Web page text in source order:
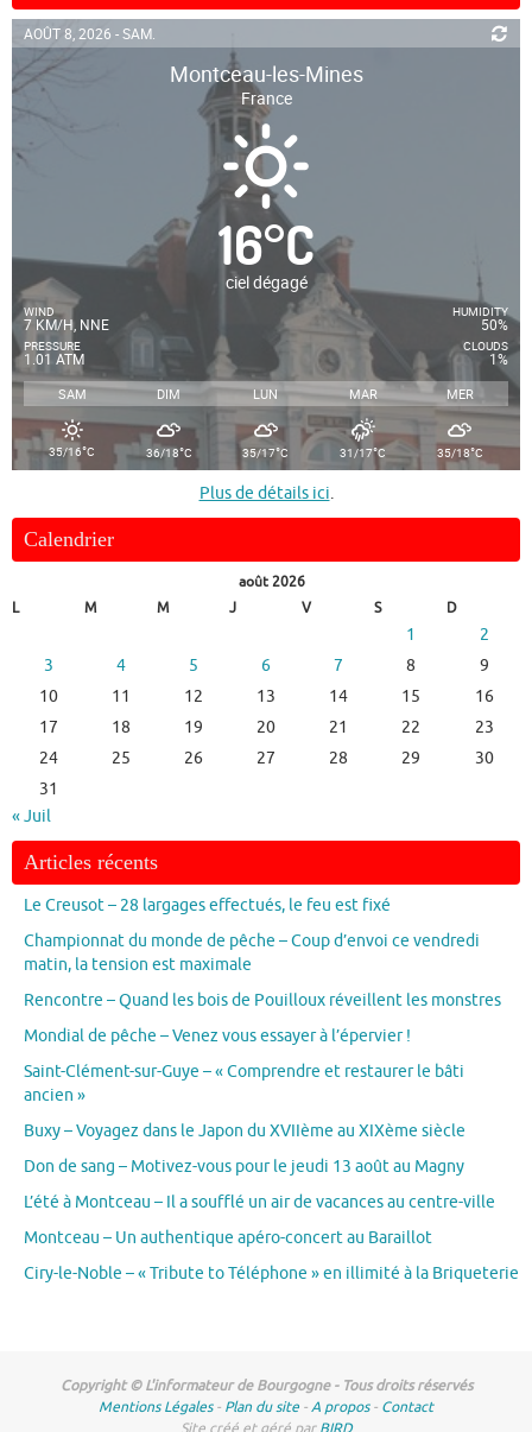
AOÛT 8, 2026 - SAM.
Montceau-les-Mines
France
16°C
ciel dégagé
WIND
7 KM/H, NNE
PRESSURE
1.01 ATM
HUMIDITY
50%
CLOUDS
1%
SAM DIM LUN MAR MER
35/16°C 36/18°C 35/17°C 31/17°C 35/18°C
Plus de détails ici.
Calendrier
août 2026
L
M M J V S D
1
2
3
4 5 6 7 8
9
10
11 12 13 14 15
16
17
18 19 20 21 22
23
24
25 26 27 28 29
30
31
« Juil
Articles récents
Le Creusot – 28 largages effectués, le feu est fixé
Championnat du monde de pêche – Coup d’envoi ce vendredi
matin, la tension est maximale
Rencontre – Quand les bois de Pouilloux réveillent les monstres
Mondial de pêche – Venez vous essayer à l’épervier !
Saint-Clément-sur-Guye – « Comprendre et restaurer le bâti
ancien »
Buxy – Voyagez dans le Japon du XVIIème au XIXème siècle
Don de sang – Motivez-vous pour le jeudi 13 août au Magny
L’été à Montceau – Il a soufflé un air de vacances au centre-ville
Montceau – Un authentique apéro-concert au Baraillot
Ciry-le-Noble – « Tribute to Téléphone » en illimité à la Briqueterie
Copyright © L'informateur de Bourgogne - Tous droits réservés
Mentions Légales- Plan du site -A propos- Contact